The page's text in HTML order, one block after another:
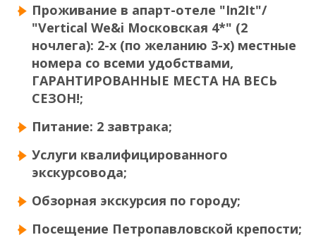
Проживание в апарт-отеле "In2It"/
"Vertical We&i Московская 4*" (2
ночлега): 2-х (по желанию 3-х) местные
номера со всеми удобствами,
ГАРАНТИРОВАННЫЕ МЕСТА НА ВЕСЬ
СЕЗОН!;
Питание: 2 завтрака;
Услуги квалифицированного
экскурсовода;
Обзорная экскурсия по городу;
Посещение Петропавловской крепости;